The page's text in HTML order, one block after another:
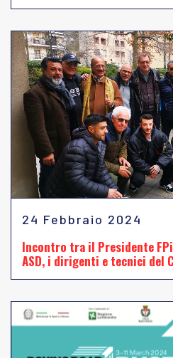
24 Febbraio 2024
Incontro tra il Presidente
ASD, i dirigenti e tecnici del